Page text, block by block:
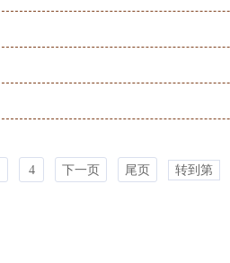
4 下一页 尾页 转到第